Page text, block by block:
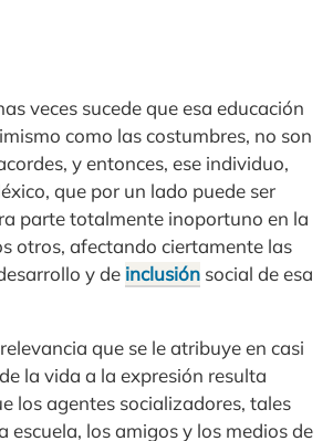
veces sucede que esa educación
como las costumbres, no son
y entonces, ese individuo,
que por un lado puede ser
parte totalmente inoportuno en la
otros, afectando ciertamente las
y de inclusión social de esa
que se le atribuye en casi
la vida a la expresión resulta
los agentes socializadores, tales
escuela, los amigos y los medios de